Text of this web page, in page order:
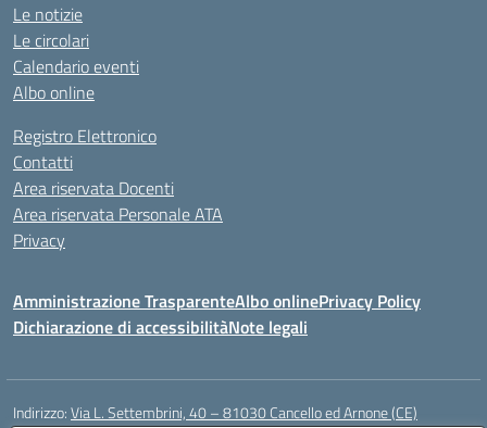
Le notizie
Le circolari
Calendario eventi
Albo online
Registro Elettronico
Contatti
Area riservata Docenti
Area riservata Personale ATA
Privacy
Amministrazione TrasparenteAlbo onlinePrivacy Policy
Dichiarazione di accessibilitàNote legali
Indirizzo:Via L. Settembrini, 40 – 81030 Cancello ed Arnone (CE)